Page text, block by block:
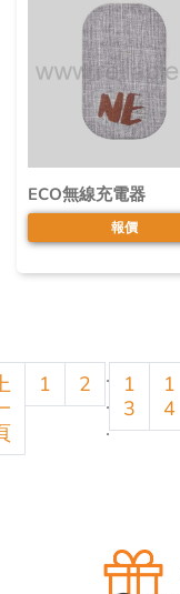
ECO無線充電器
報價
1 2
.
.
.
1
3
1
4